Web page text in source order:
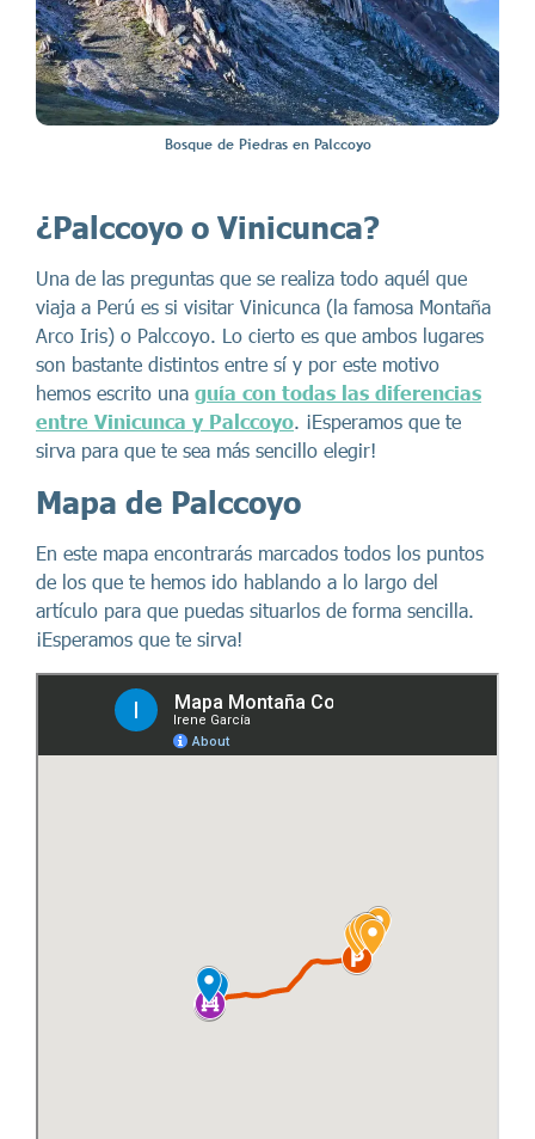
Bosque de Piedras en Palccoyo
¿Palccoyo o Vinicunca?
Una de las preguntas que se realiza todo aquél que
viaja a Perú es si visitar Vinicunca (la famosa Montaña
Arco Iris) o Palccoyo. Lo cierto es que ambos lugares
son bastante distintos entre sí y por este motivo
hemos escrito una guía con todas las diferencias
entre Vinicunca y Palccoyo. ¡Esperamos que te
sirva para que te sea más sencillo elegir!
Mapa de Palccoyo
En este mapa encontrarás marcados todos los puntos
de los que te hemos ido hablando a lo largo del
artículo para que puedas situarlos de forma sencilla.
¡Esperamos que te sirva!